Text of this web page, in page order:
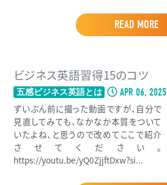
READ MORE
ビジネス英語習得15のコツ
五感ビジネス英語とは APR 06, 2025
ずいぶん前に撮った動画ですが、自分で
見直してみても、なかなか本質をついて
いたよね、と思うので改めてここで紹介
させてください。
https://youtu.be/yQ0ZjjftDxw?si...